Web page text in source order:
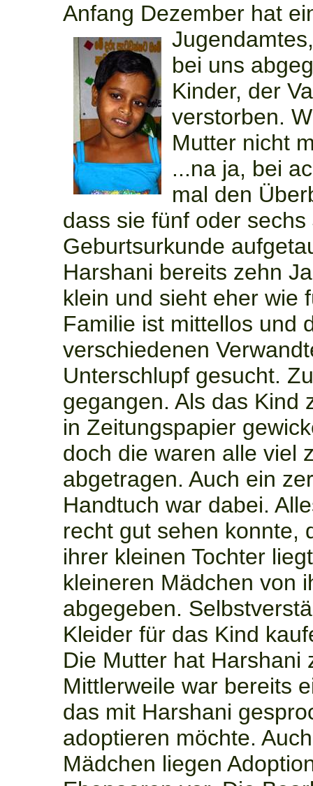
Anfang Dezember hat
bei uns
Kinder, der
verstorben.
Mutter nicht
...na ja, bei
mal den
dass sie fünf oder
Geburtsurkunde
Harshani bereits zehn
klein und sieht eher wie
Familie ist mittellos und
verschiedenen
Unterschlupf gesucht.
gegangen. Als das Kind
in Zeitungspapier
doch die waren alle viel
abgetragen. Auch ein
Handtuch war dabei.
recht gut sehen konnte,
ihrer kleinen Tochter
kleineren Mädchen von
abgegeben.
Kleider für das Kind
Die Mutter hat Harshani
Mittlerweile war bereits
das mit Harshani
adoptieren möchte.
Mädchen liegen